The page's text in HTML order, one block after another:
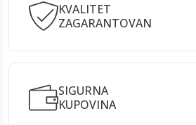
KVALITET
ZAGARANTOVAN
SIGURNA
KUPOVINA